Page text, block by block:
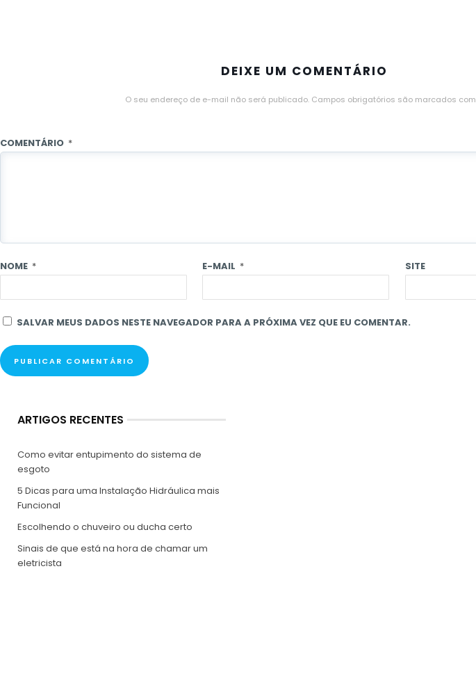
DEIXE UM COMENTÁRIO
O seu endereço de e-mail não será publicado. Campos obrigatórios são marcados com
COMENTÁRIO *
NOME * E-MAIL * SITE
SALVAR MEUS DADOS NESTE NAVEGADOR PARA A PRÓXIMA VEZ QUE EU COMENTAR.
ARTIGOS RECENTES
Como evitar entupimento do sistema de
esgoto
5 Dicas para uma Instalação Hidráulica mais
Funcional
Escolhendo o chuveiro ou ducha certo
Sinais de que está na hora de chamar um
eletricista